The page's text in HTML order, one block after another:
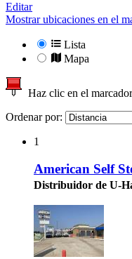
Editar
Mostrar ubicaciones en el
Lista
Mapa
Haz clic en el
Ordenar por:
1
American Self
Distribuidor de U-